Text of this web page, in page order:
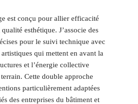
est conçu pour allier efficacité
esthétique. J’associe des
pour le suivi technique avec
qui mettent en avant la
et l’énergie collective
Cette double approche
particulièrement adaptées
des entreprises du bâtiment et